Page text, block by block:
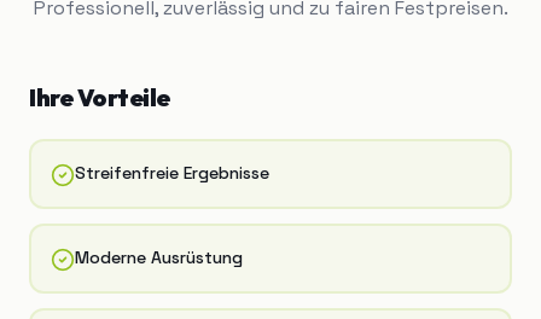
Professionell, zuverlässig und zu fairen Festpreisen.
Ihre Vorteile
Streifenfreie Ergebnisse
Moderne Ausrüstung